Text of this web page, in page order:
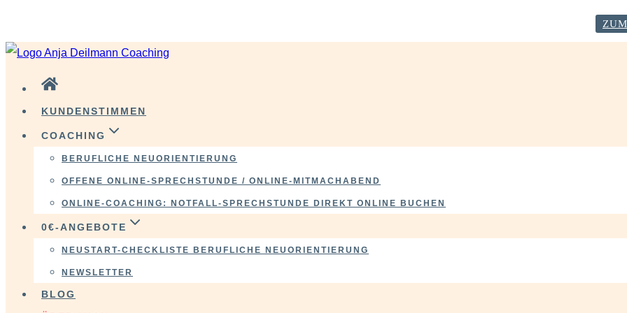
Zum
KUNDENSTIMMEN
COACHING
BERUFLICHE NEUORIENTIERUNG
OFFENE ONLINE-SPRECHSTUNDE / ONLINE-MITMACHABEND
ONLINE-COACHING: NOTFALL-SPRECHSTUNDE DIREKT ONLINE BUCHEN
0€-ANGEBOTE
NEUSTART-CHECKLISTE BERUFLICHE NEUORIENTIERUNG
NEWSLETTER
BLOG